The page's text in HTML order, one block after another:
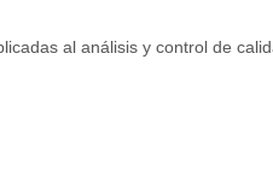
al análisis y control de